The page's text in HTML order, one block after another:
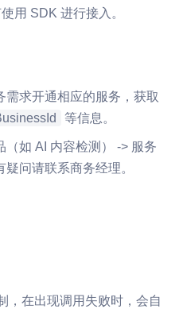
用 SDK 进行接入。
需求开通相应的服务，获取
等信息。
如 AI 内容检测） -> 服务
问请联系商务经理。
，在出现调用失败时，会自